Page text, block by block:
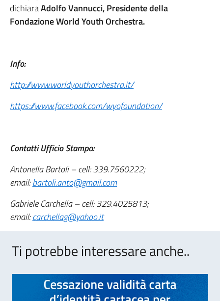
dichiaraAdolfo Vannucci, Presidente della
Fondazione World Youth Orchestra.
Info:
http://www.worldyouthorchestra.it/
https://www.facebook.com/wyofoundation/
Contatti Ufficio Stampa:
Antonella Bartoli – cell: 339.7560222;
email:bartoli.anto@gmail.com
Gabriele Carchella – cell: 329.4025813;
email:carchellag@yahoo.it
Ti potrebbe interessare anche..